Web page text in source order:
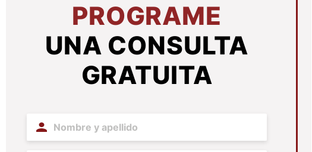
PROGRAME
UNA CONSULTA
GRATUITA
Name (Required)